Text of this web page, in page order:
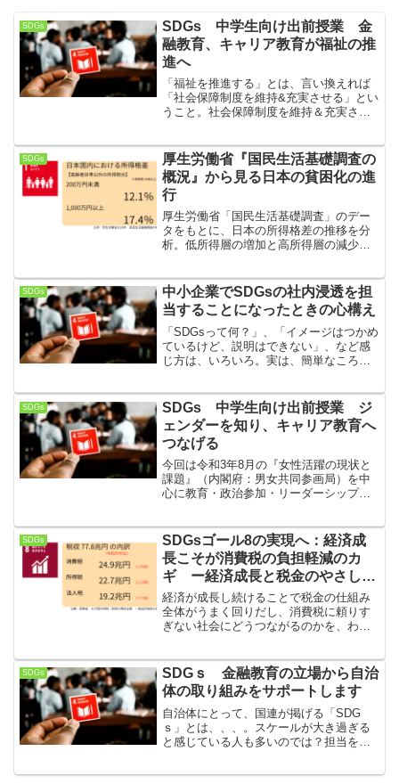
SDGs
SDGs 中学生向け出前授業 金
融教育、キャリア教育が福祉の推
進へ
「福祉を推進する」とは、言い換えれば
「社会保障制度を維持&充実させる」とい
うこと。社会保障制度を維持＆充実させ
素の一つ。金融教育やキャリア教育はコ
ンテンツ提供を受けた世代が大人にな
り、財政の健全化と経済発展につながる
ことを目指します。
SDGs
厚生労働省『国民生活基礎調査の
概況』から見る日本の貧困化の進
行
厚生労働省「国民生活基礎調査」のデー
タをもとに、日本の所得格差の推移を分
析。低所得層の増加と高所得層の減少が
SDGs
中小企業でSDGsの社内浸透を担
当することになったときの心構え
「SDGsって何？」、「イメージはつかめ
ているけど、説明はできない」、など感
じ方は、いろいろ。実は、簡単なころか
考える前に、ポイントを抑えておきまし
ょう。
SDGs
SDGs 中学生向け出前授業 ジ
ェンダーを知り、キャリア教育へ
つなげる
今回は令和3年8月の『女性活躍の現状と
課題』（内閣府：男女共同参画局）を中
心に教育・政治参加・リーダーシップに
ら仕事をする業界や国を選択することが
チャンスをつかむにはとても重要です。
SDGs
SDGsゴール8の実現へ：経済成
長こそが消費税の負担軽減のカ
ギ ー経済成長と税金のやさしい
関係ー
経済が成長し続けることで税金の仕組み
全体がうまく回りだし、消費税に頼りす
ぎない社会にどうつながるのかを、わか
SDGs
SDGｓ 金融教育の立場から自治
体の取り組みをサポートします
自治体にとって、国連が掲げる「SDG
ｓ」とは、、、。スケールが大き過ぎる
と感じている人も多いのでは？担当を任